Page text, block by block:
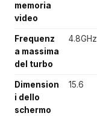
memoria
video
Frequenz
a massima
del turbo
4.8GHz
Dimension
i dello
schermo
15.6